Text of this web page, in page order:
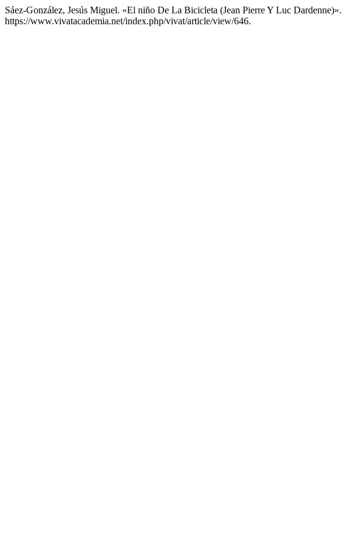
Sáez-González, Jesús Miguel. «El niño De La Bicicleta (Jean Pierre Y Luc Dardenne)».
https://www.vivatacademia.net/index.php/vivat/article/view/646.